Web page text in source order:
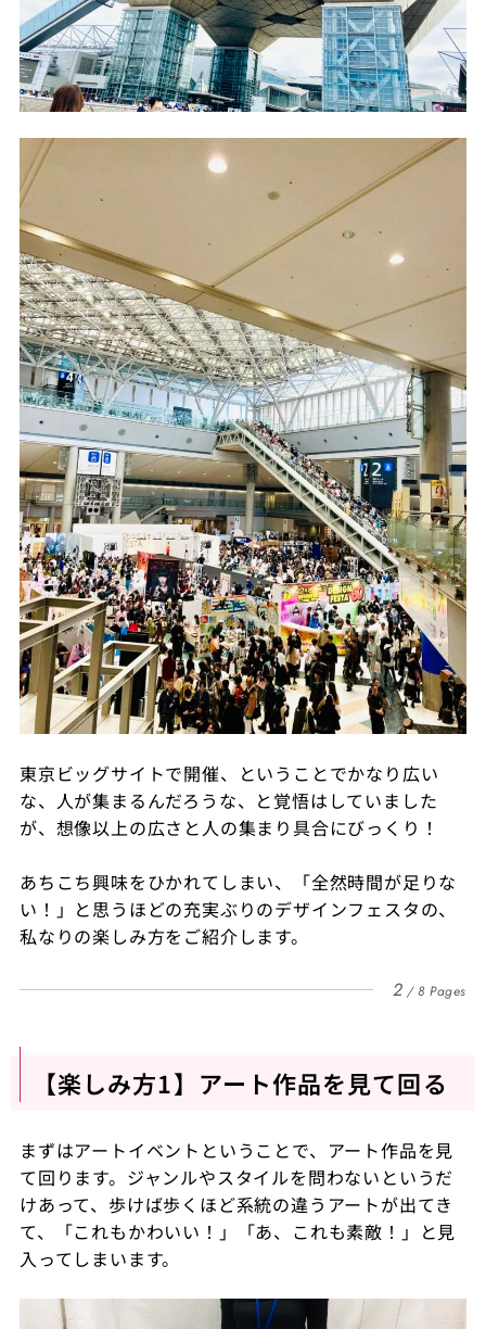
東京ビッグサイトで開催、ということでかなり広い
な、人が集まるんだろうな、と覚悟はしていました
が、想像以上の広さと人の集まり具合にびっくり！
あちこち興味をひかれてしまい、「全然時間が足りな
い！」と思うほどの充実ぶりのデザインフェスタの、
私なりの楽しみ方をご紹介します。
2 8 Pages
【楽しみ方1】アート作品を見て回る
まずはアートイベントということで、アート作品を見
て回ります。ジャンルやスタイルを問わないというだ
けあって、歩けば歩くほど系統の違うアートが出てき
て、「これもかわいい！」「あ、これも素敵！」と見
入ってしまいます。